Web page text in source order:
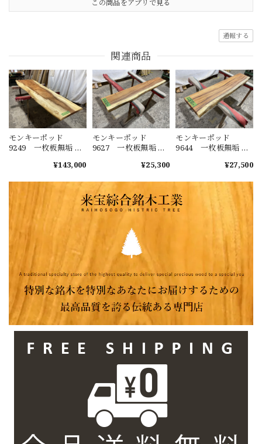
この商品をアプリで見る
通報する
関連商品
モンキーポッド
9249 一枚板無垢 乾
ｘ43mm 天板のみ
ーテーブル ダイニ
ングテーブル
¥143,000
モンキーポッド
9627 一枚板無垢 乾
ｘ40mm カウンタ
ル ダイニングテー
ブル
¥25,300
モンキーポッド
9644 一枚板無垢 乾
ｘ50mm カウンタ
ル ダイニングテー
ブル
¥27,500